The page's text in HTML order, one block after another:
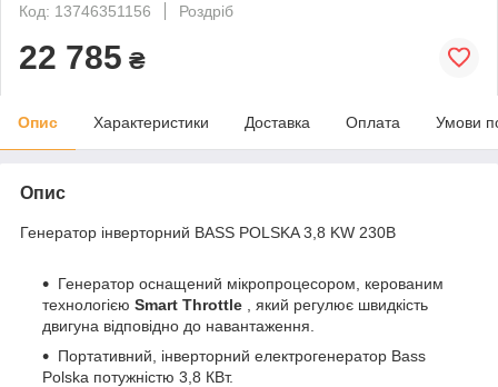
Код: 13746351156
Роздріб
22 785 ₴
Опис Характеристики Доставка Оплата Умови
Опис
Генератор інверторний BASS POLSKA 3,8 KW 230В
Генератор оснащений мікропроцесором, керованим
технологією Smart Throttle , який регулює швидкість
двигуна відповідно до навантаження.
Портативний, інверторний електрогенератор Bass
Polska потужністю 3,8 КВт.